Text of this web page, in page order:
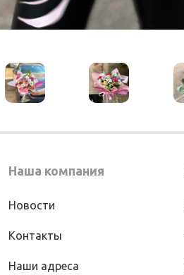
Наша компания
Новости
Контакты
Наши адреса